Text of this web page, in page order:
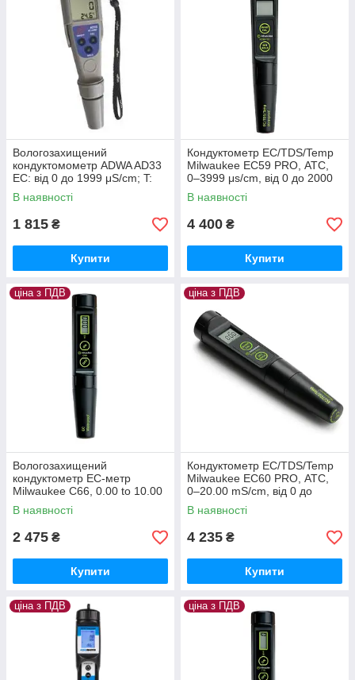
Вологозахищений
кондуктомометр ADWA AD33
EC: від 0 до 1999 μS/cm; T:
від 0.0 до 60.0 °C АТС,
Угорщина
В наявності
1 815 ₴
Купити
Кондуктометр EC/TDS/Temp
Milwaukee EC59 PRO, АТС,
0–3999 μs/cm, від 0 до 2000
ppm, 0 - 60°C, Угорщина
В наявності
4 400 ₴
Купити
ціна з ПДВ
Вологозахищений
кондуктометр EC-метр
Milwaukee C66, 0.00 to 10.00
mS/cm, руч.кал., АТС,
Угорщина
В наявності
2 475 ₴
Купити
ціна з ПДВ
Кондуктометр EC/TDS/Temp
Milwaukee EC60 PRO, АТС,
0–20.00 mS/cm, від 0 до
10.00 ppt, 0 - 60°C, Угорщина
В наявності
4 235 ₴
Купити
ціна з ПДВ ціна з ПДВ